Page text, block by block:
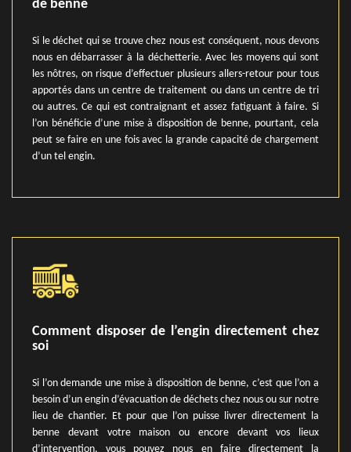
de benne
Si le déchet qui se trouve chez nous est conséquent, nous devons
nous en débarrasser à la déchetterie. Avec les moyens qui sont
les nôtres, on risque d’effectuer plusieurs allers-retour pour tous
apportés dans un centre de traitement ou dans un centre de tri
ou autres. Ce qui est contraignant et assez fatiguant à faire. Si
l’on bénéficie d’une mise à disposition de benne, pourtant, cela
peut se faire en une fois avec la grande capacité de chargement
d’un tel engin.
Comment disposer de l’engin directement chez
soi
Si l’on demande une mise à disposition de benne, c’est que l’on a
besoin d’un engin d’évacuation de déchets chez nous ou sur notre
lieu de chantier. Et pour que l’on puisse livrer directement la
benne devant votre maison ou encore devant vos lieux
d’intervention, vous pouvez nous en faire directement la